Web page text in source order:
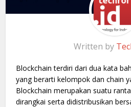
Written by
Blockchain terdiri dari dua kata
yang berarti kelompok dan chain
Blockchain merupakan suatu
dirangkai serta didistribusikan